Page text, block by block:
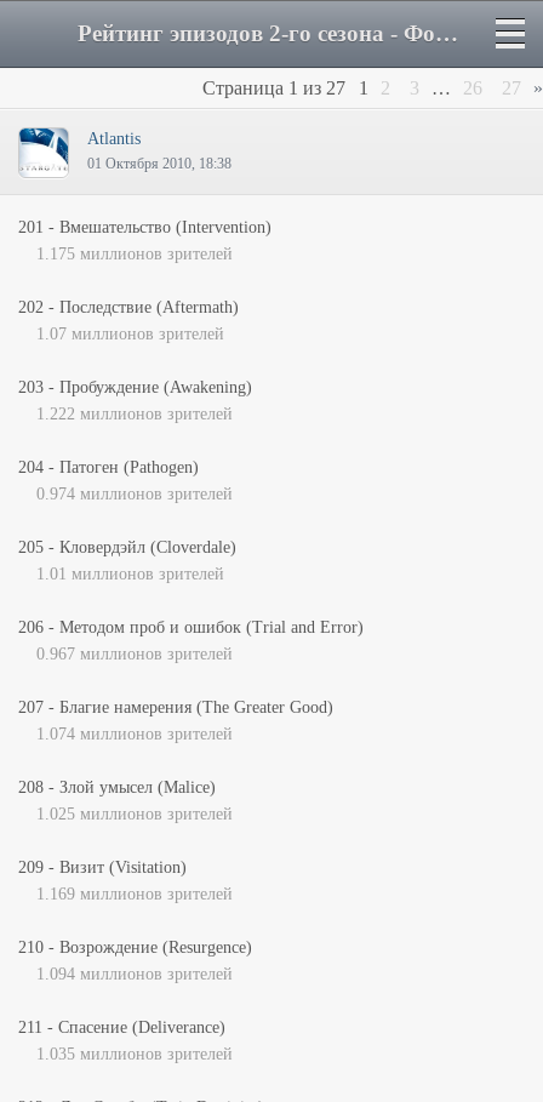
Рейтинг эпизодов 2-го сезона - Форум
Страница 1 из 27 1 2 3 … 26 27 »
Atlantis
01 Октября 2010, 18:38
201 - Вмешательство (Intervention)
1.175 миллионов зрителей
202 - Последствие (Aftermath)
1.07 миллионов зрителей
203 - Пробуждение (Awakening)
1.222 миллионов зрителей
204 - Патоген (Pathogen)
0.974 миллионов зрителей
205 - Кловердэйл (Cloverdale)
1.01 миллионов зрителей
206 - Методом проб и ошибок (Trial and Error)
0.967 миллионов зрителей
207 - Благие намерения (The Greater Good)
1.074 миллионов зрителей
208 - Злой умысел (Malice)
1.025 миллионов зрителей
209 - Визит (Visitation)
1.169 миллионов зрителей
210 - Возрождение (Resurgence)
1.094 миллионов зрителей
211 - Спасение (Deliverance)
1.035 миллионов зрителей